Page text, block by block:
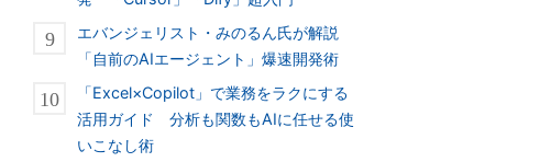
エバンジェリスト・みのるん氏が解説
「自前のAIエージェント」爆速開発術
「Excel×Copilot」で業務をラクにする
活用ガイド 分析も関数もAIに任せる使
いこなし術